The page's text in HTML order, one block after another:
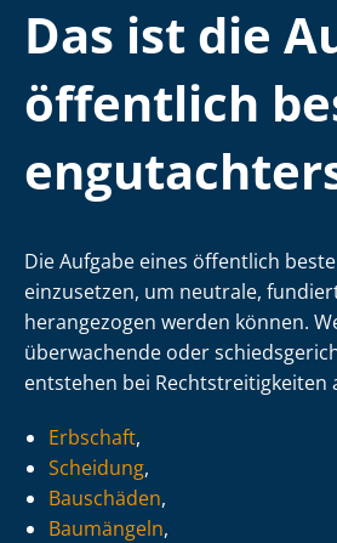
Das ist die
öffentlich
Die Aufgabe eines öffentlich
einzusetzen, um neutrale,
herangezogen werden können.
überwachende oder
entstehen bei Recht­strei­tig­kei­ten
Erbschaft,
Scheidung,
Bauschäden,
Baumängeln,